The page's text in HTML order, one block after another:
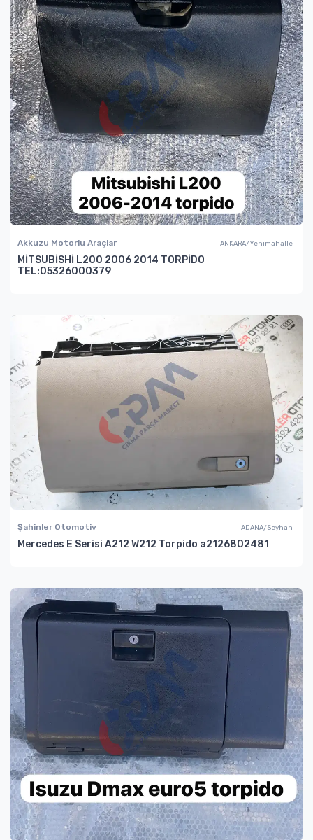
Akkuzu Motorlu Araçlar ANKARA/Yenimahalle
MİTSUBİSHİ L200 2006 2014 TORPİDO
TEL:05326000379
Şahinler Otomotiv ADANA/Seyhan
Mercedes E Serisi A212 W212 Torpido a2126802481